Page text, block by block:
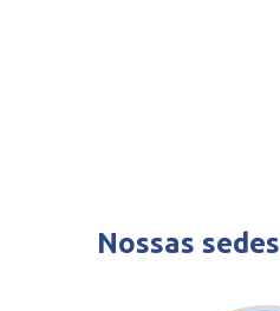
Nossas sedes